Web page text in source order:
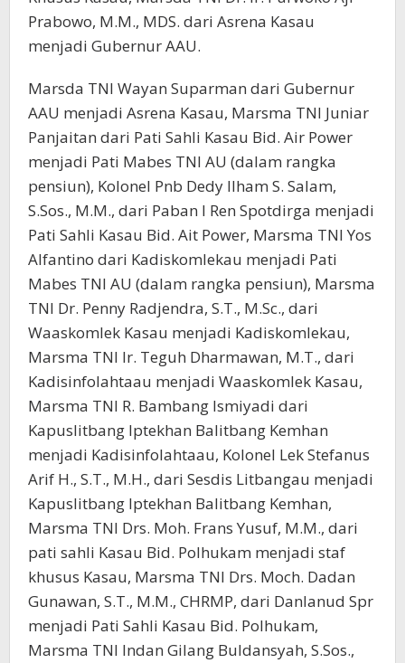
Prabowo, M.M., MDS. dari Asrena Kasau
menjadi Gubernur AAU.
Marsda TNI Wayan Suparman dari Gubernur
AAU menjadi Asrena Kasau, Marsma TNI Juniar
Panjaitan dari Pati Sahli Kasau Bid. Air Power
menjadi Pati Mabes TNI AU (dalam rangka
pensiun), Kolonel Pnb Dedy Ilham S. Salam,
S.Sos., M.M., dari Paban I Ren Spotdirga menjadi
Pati Sahli Kasau Bid. Ait Power, Marsma TNI Yos
Alfantino dari Kadiskomlekau menjadi Pati
Mabes TNI AU (dalam rangka pensiun), Marsma
TNI Dr. Penny Radjendra, S.T., M.Sc., dari
Waaskomlek Kasau menjadi Kadiskomlekau,
Marsma TNI Ir. Teguh Dharmawan, M.T., dari
Kadisinfolahtaau menjadi Waaskomlek Kasau,
Marsma TNI R. Bambang Ismiyadi dari
Kapuslitbang Iptekhan Balitbang Kemhan
menjadi Kadisinfolahtaau, Kolonel Lek Stefanus
Arif H., S.T., M.H., dari Sesdis Litbangau menjadi
Kapuslitbang Iptekhan Balitbang Kemhan,
Marsma TNI Drs. Moh. Frans Yusuf, M.M., dari
pati sahli Kasau Bid. Polhukam menjadi staf
khusus Kasau, Marsma TNI Drs. Moch. Dadan
Gunawan, S.T., M.M., CHRMP, dari Danlanud Spr
menjadi Pati Sahli Kasau Bid. Polhukam,
Marsma TNI Indan Gilang Buldansyah, S.Sos.,